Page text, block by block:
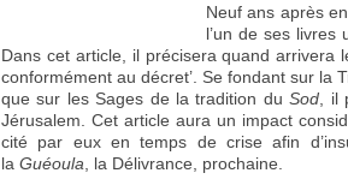
Neuf ans après
l’un de ses livres
Dans cet article, il précisera quand arrivera
conformément au décret’. Se fondant sur la
que sur les Sages de la tradition du Sod ,
Jérusalem. Cet article aura un impact
cité par eux en temps de crise afin
la Guéoula , la Délivrance, prochaine.